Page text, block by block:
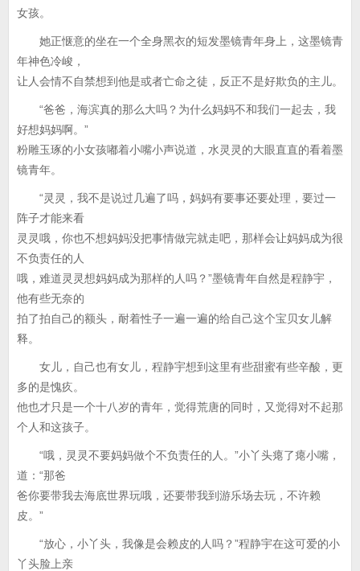
女孩。
她正惬意的坐在一个全身黑衣的短发墨镜青年身上，这墨镜青
年神色冷峻，
让人会情不自禁想到他是或者亡命之徒，反正不是好欺负的主儿。
“爸爸，海滨真的那么大吗？为什么妈妈不和我们一起去，我
好想妈妈啊。”
粉雕玉琢的小女孩嘟着小嘴小声说道，水灵灵的大眼直直的看着墨
镜青年。
“灵灵，我不是说过几遍了吗，妈妈有要事还要处理，要过一
阵子才能来看
灵灵哦，你也不想妈妈没把事情做完就走吧，那样会让妈妈成为很
不负责任的人
哦，难道灵灵想妈妈成为那样的人吗？”墨镜青年自然是程静宇，
他有些无奈的
拍了拍自己的额头，耐着性子一遍一遍的给自己这个宝贝女儿解
释。
女儿，自己也有女儿，程静宇想到这里有些甜蜜有些辛酸，更
多的是愧疚。
他也才只是一个十八岁的青年，觉得荒唐的同时，又觉得对不起那
个人和这孩子。
“哦，灵灵不要妈妈做个不负责任的人。”小丫头瘪了瘪小嘴，
道：“那爸
爸你要带我去海底世界玩哦，还要带我到游乐场去玩，不许赖
皮。”
“放心，小丫头，我像是会赖皮的人吗？”程静宇在这可爱的小
丫头脸上亲